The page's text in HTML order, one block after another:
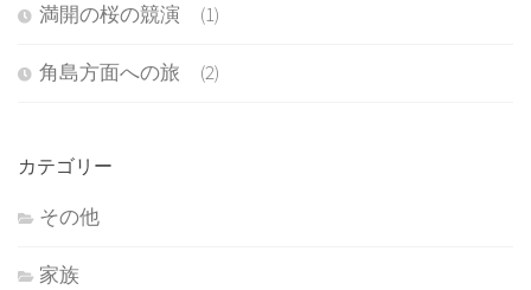
満開の桜の競演 (1)
角島方面への旅 (2)
カテゴリー
その他
家族